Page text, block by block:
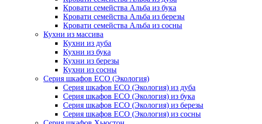
Кровати семейства Альба из бука
Кровати семейства Альба из березы
Кровати семейства Альба из сосны
Кухни из массива
Кухни из дуба
Кухни из бука
Кухни из березы
Кухни из сосны
Серия шкафов ECO (Экология)
Серия шкафов ECO (Экология) из дуба
Серия шкафов ECO (Экология) из бука
Серия шкафов ECO (Экология) из березы
Серия шкафов ECO (Экология) из сосны